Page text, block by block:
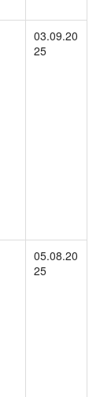
03.09.20
25
05.08.20
25